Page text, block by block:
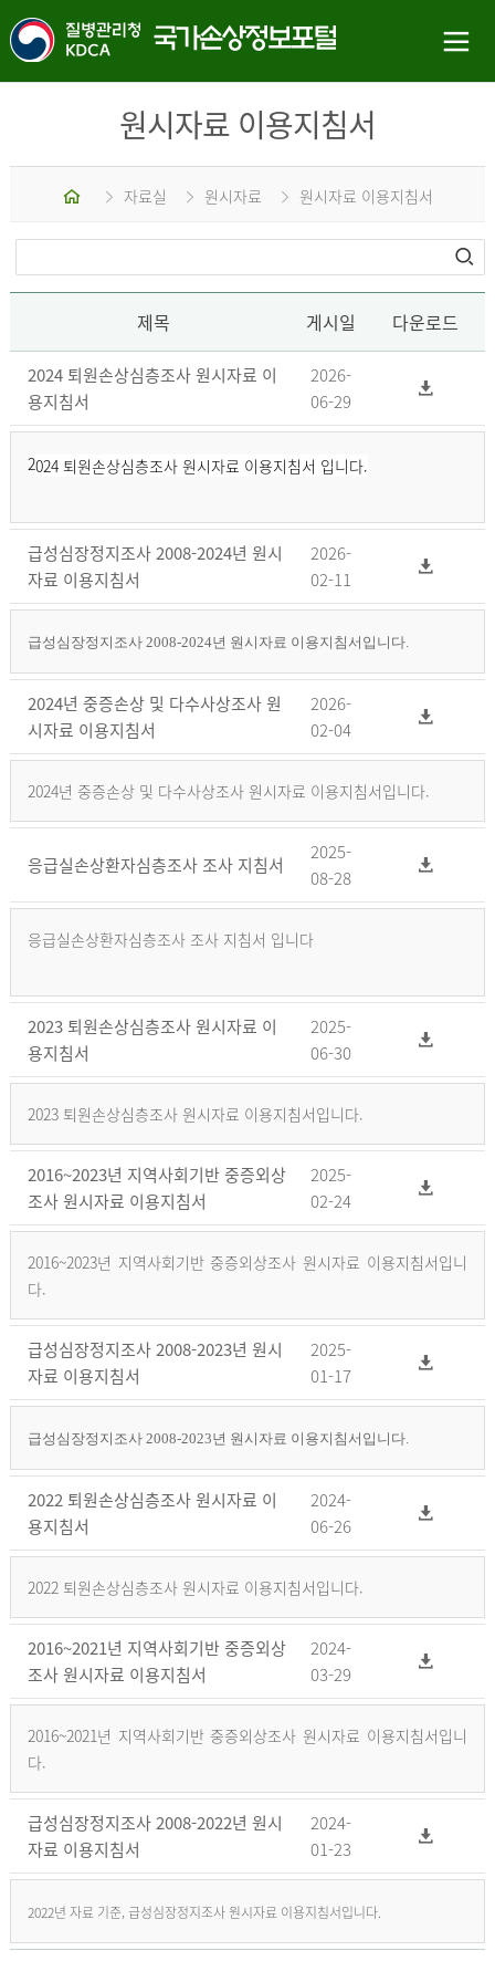
원시자료 이용지침서
홈 자료실 원시자료 원시자료 이용지침서
제목 게시일 다운로드
2024 퇴원손상심층조사 원시자료 이
용지침서
2026-
06-29
2024 퇴원손상심층조사 원시자료 이용지침서 입니다.
급성심장정지조사 2008-2024년 원시
자료 이용지침서
2026-
02-11
급성심장정지조사 2008-2024년 원시자료 이용지침서입니다.
2024년 중증손상 및 다수사상조사 원
시자료 이용지침서
2026-
02-04
2024년 중증손상 및 다수사상조사 원시자료 이용지침서입니다.
응급실손상환자심층조사 조사 지침서
2025-
08-28
응급실손상환자심층조사 조사 지침서 입니다
2023 퇴원손상심층조사 원시자료 이
용지침서
2025-
06-30
2023 퇴원손상심층조사 원시자료 이용지침서입니다.
2016~2023년 지역사회기반 중증외상
조사 원시자료 이용지침서
2025-
02-24
2016~2023년 지역사회기반 중증외상조사 원시자료 이용지침서입니
다.
급성심장정지조사 2008-2023년 원시
자료 이용지침서
2025-
01-17
급성심장정지조사 2008-2023년 원시자료 이용지침서입니다.
2022 퇴원손상심층조사 원시자료 이
용지침서
2024-
06-26
2022 퇴원손상심층조사 원시자료 이용지침서입니다.
2016~2021년 지역사회기반 중증외상
조사 원시자료 이용지침서
2024-
03-29
2016~2021년 지역사회기반 중증외상조사 원시자료 이용지침서입니
다.
급성심장정지조사 2008-2022년 원시
자료 이용지침서
2024-
01-23
2022년 자료 기준, 급성심장정지조사 원시자료 이용지침서입니다.